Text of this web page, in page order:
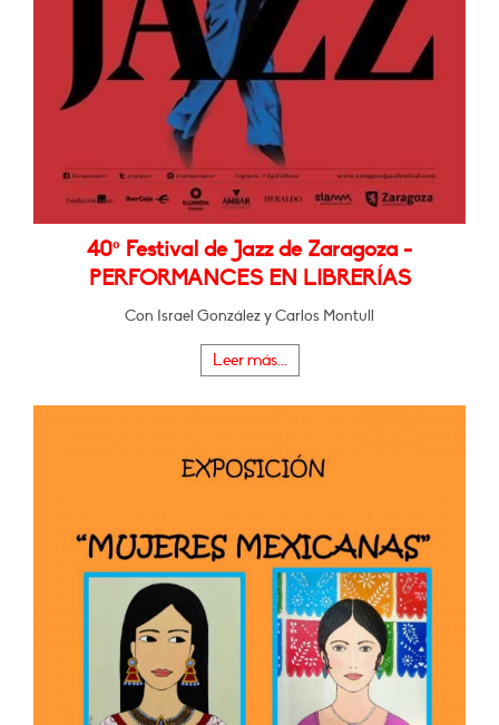
40º Festival de Jazz de Zaragoza -
PERFORMANCES EN LIBRERÍAS
Con Israel González y Carlos Montull
Leer más...